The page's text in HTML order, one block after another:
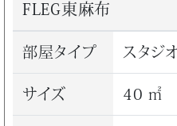
FLEG東麻布
部屋タイプ スタジ
サイズ 40 ㎡